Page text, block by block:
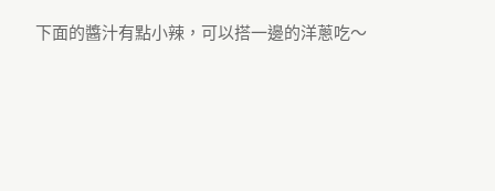
下面的醬汁有點小辣，可以搭一邊的洋蔥吃～